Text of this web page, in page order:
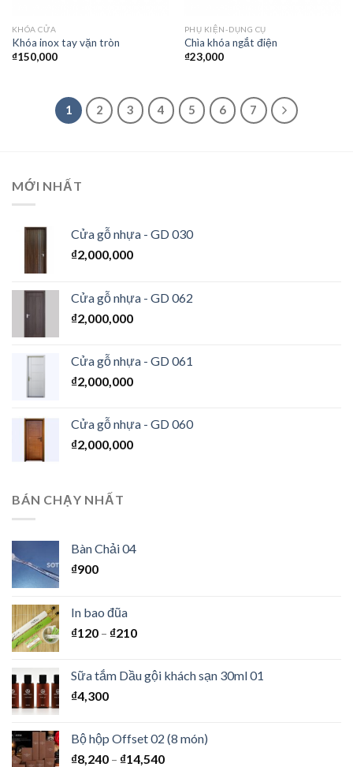
KHÓA CỬA
Khóa inox tay vặn tròn
₫150,000
PHỤ KIỆN-DỤNG CỤ
Chìa khóa ngắt điện
₫23,000
1 2 3 4 5 6 7
MỚI NHẤT
Cửa gỗ nhựa - GD 030
₫2,000,000
Cửa gỗ nhựa - GD 062
₫2,000,000
Cửa gỗ nhựa - GD 061
₫2,000,000
Cửa gỗ nhựa - GD 060
₫2,000,000
BÁN CHẠY NHẤT
Bàn Chải 04
₫900
In bao đũa
₫120 – ₫210
Sữa tắm Dầu gội khách sạn 30ml 01
₫4,300
Bộ hộp Offset 02 (8 món)
₫8,240 – ₫14,540